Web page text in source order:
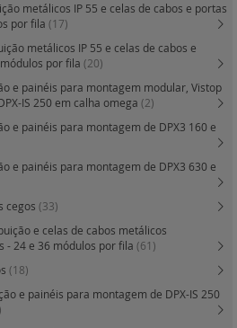
metálicos IP 55 e celas de cabos e portas
por fila (17)
metálicos IP 55 e celas de cabos e
por fila (20)
e painéis para montagem modular, Vistop
IS 250 em calha omega (2)
e painéis para montagem de DPX3 160 e
e painéis para montagem de DPX3 630 e
cegos (33)
e celas de cabos metálicos
- 24 e 36 módulos por fila (61)
(18)
e painéis para montagem de DPX-IS 250